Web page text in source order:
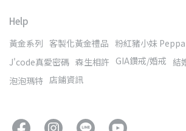
Help
黃金系列 客製化黃金禮品 粉紅豬小妹
J'code真愛密碼 森生相許 GIA鑽戒/婚戒 結
泡泡瑪特 店鋪資訊